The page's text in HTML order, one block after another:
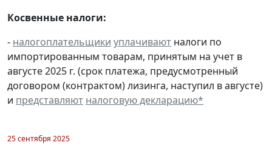
Косвенные налоги:
- налогоплательщики уплачивают налоги по
импортированным товарам, принятым на учет в
августе 2025 г. (срок платежа, предусмотренный
договором (контрактом) лизинга, наступил в августе)
и представляют налоговую декларацию*
25 сентября 2025